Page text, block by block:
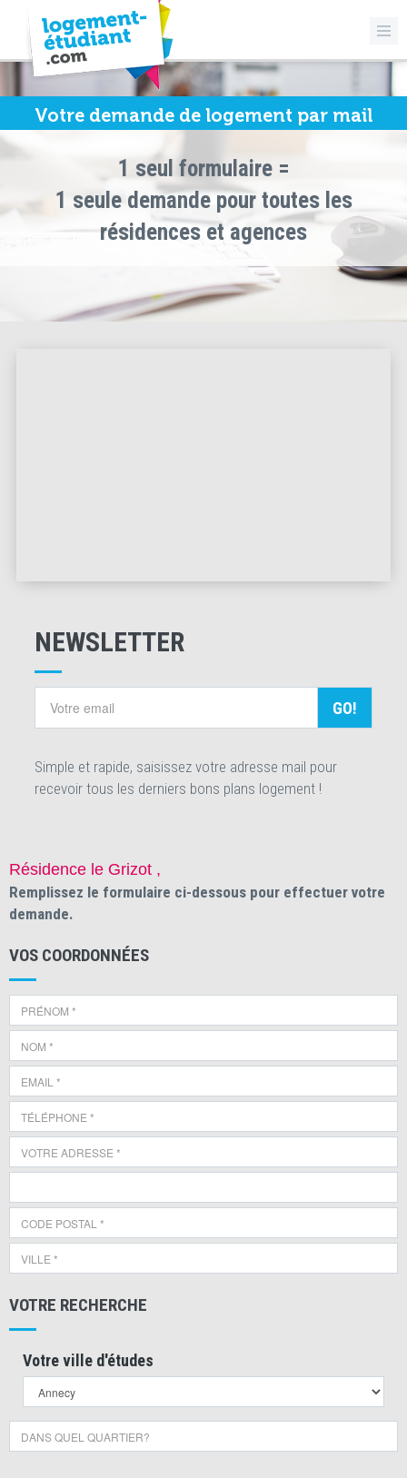
Votre demande de logement par mail
1 seul formulaire =
1 seule demande pour toutes les
résidences et agences
NEWSLETTER
GO!
Simple et rapide, saisissez votre adresse mail pour
recevoir tous les derniers bons plans logement !
Résidence le Grizot ,
Remplissez le formulaire ci-dessous pour effectuer votre
demande.
VOS COORDONNÉES
VOTRE RECHERCHE
Votre ville d'études